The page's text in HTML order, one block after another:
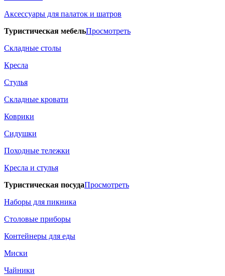
Аксессуары для палаток и шатров
Туристическая мебельПросмотреть
Складные столы
Кресла
Стулья
Складные кровати
Коврики
Сидушки
Походные тележки
Кресла и стулья
Туристическая посудаПросмотреть
Наборы для пикника
Столовые приборы
Контейнеры для еды
Миски
Чайники